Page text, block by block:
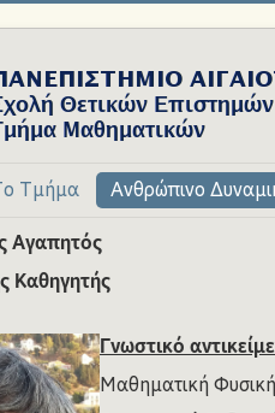
Τμήμα Ανθρώπινο
Αγαπητός
Καθηγητής
Γνωστικό
Μαθηματική Φυσική